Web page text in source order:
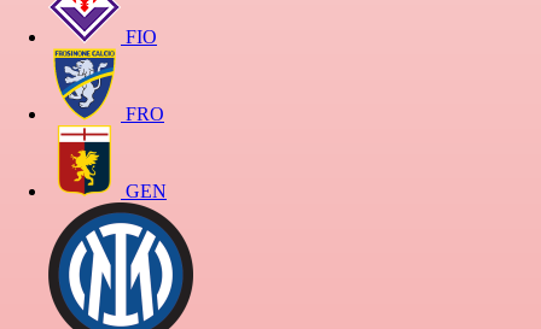
FIO
FRO
GEN